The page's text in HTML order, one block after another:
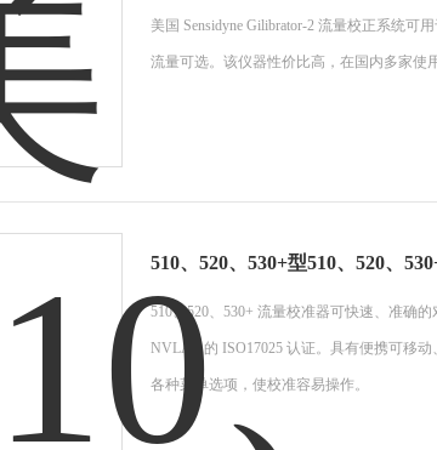
美国 Sensidyne Gilibrator-2 流量校正系统
流量可选。该仪器性价比高，在国内多家使
510、520、530+型510、520、
510、520、530+ 流量校准器可快速、准确
NVLAP 的 ISO17025 认证。具有便携可移
各种菜单选项，使校准容易操作。